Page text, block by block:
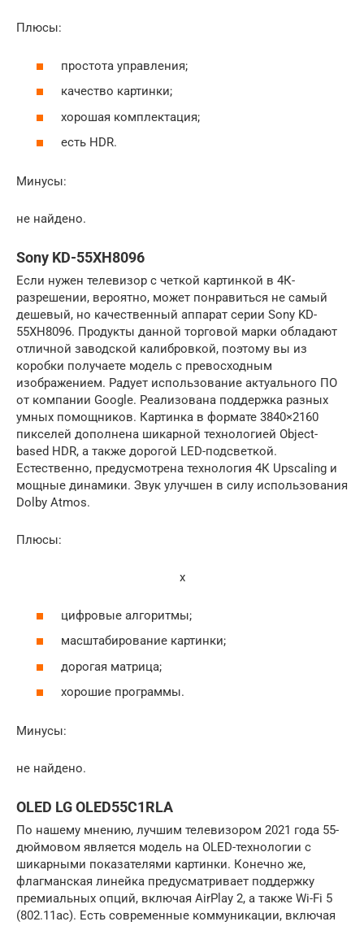
Плюсы:
простота управления;
качество картинки;
хорошая комплектация;
есть HDR.
Минусы:
не найдено.
Sony KD-55XH8096
Если нужен телевизор с четкой картинкой в 4К-
разрешении, вероятно, может понравиться не самый
дешевый, но качественный аппарат серии Sony KD-
55XH8096. Продукты данной торговой марки обладают
отличной заводской калибровкой, поэтому вы из
коробки получаете модель с превосходным
изображением. Радует использование актуального ПО
от компании Google. Реализована поддержка разных
умных помощников. Картинка в формате 3840×2160
пикселей дополнена шикарной технологией Object-
based HDR, а также дорогой LED-подсветкой.
Естественно, предусмотрена технология 4К Upscaling и
мощные динамики. Звук улучшен в силу использования
Dolby Atmos.
Плюсы:
x
цифровые алгоритмы;
масштабирование картинки;
дорогая матрица;
хорошие программы.
Минусы:
не найдено.
OLED LG OLED55C1RLA
По нашему мнению, лучшим телевизором 2021 года 55-
дюймовом является модель на OLED-технологии с
шикарными показателями картинки. Конечно же,
флагманская линейка предусматривает поддержку
премиальных опций, включая AirPlay 2, а также Wi-Fi 5
(802.11ac). Есть современные коммуникации, включая